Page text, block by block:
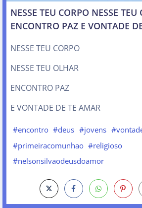
NESSE TEU CORPO NESSE TEU
ENCONTRO PAZ E VONTADE
NESSE TEU CORPO
NESSE TEU OLHAR
ENCONTRO PAZ
E VONTADE DE TE AMAR
#encontro #deus #jovens
#primeiracomunhao #religioso
#nelsonsilvaodeusdoamor